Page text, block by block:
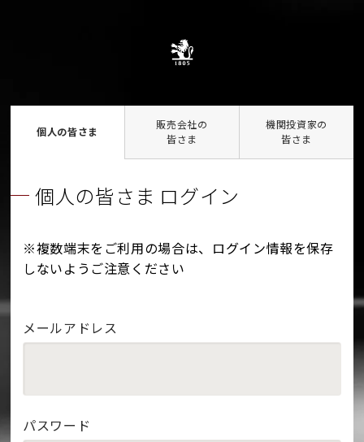
個人の皆さま
販売会社の
皆さま
機関投資家の
皆さま
個人の皆さま ログイン
※複数端末をご利用の場合は、ログイン情報を保存
しないようご注意ください
メールアドレス
パスワード